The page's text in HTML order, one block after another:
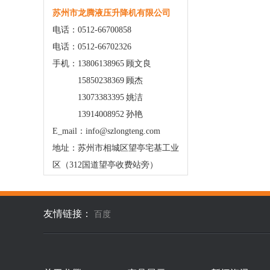
苏州市龙腾液压升降机有限公司
电话：0512-66700858
电话：0512-66702326
手机：13806138965 顾文良
15850238369 顾杰
13073383395 姚洁
13914008952 孙艳
E_mail：info@szlongteng.com
地址：苏州市相城区望亭宅基工业
区（312国道望亭收费站旁）
友情链接： 百度